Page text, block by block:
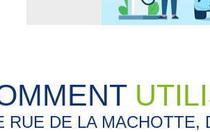
RUE DE LA